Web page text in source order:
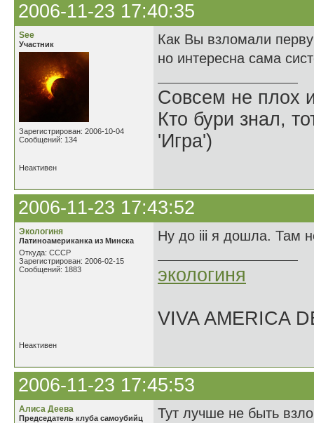
2006-11-23 17:40:35
See
Участник
Зарегистрирован: 2006-10-04
Сообщений: 134
Как Вы взломали
но интересна сама
Совсем не плох
Кто бури знал,
'Игра')
Неактивен
2006-11-23 17:43:52
Экологиня
Латиноамериканка из Минска
Откуда: СССР
Зарегистрирован: 2006-02-15
Сообщений: 1883
Ну до iii я дошла. Там
экологиня
VIVA AMERICA
Неактивен
2006-11-23 17:45:53
Алиса Деева
Председатель клуба самоубийц
Тут лучше не быть